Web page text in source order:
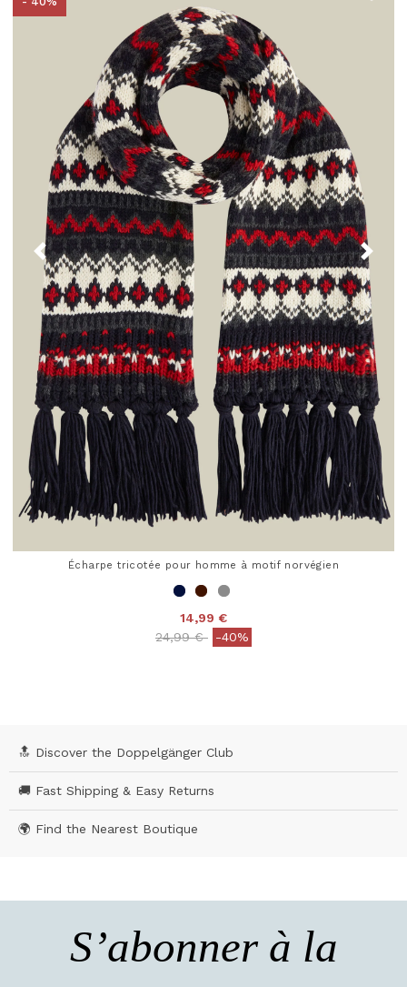
Écharpe tricotée pour homme à motif norvégien
14,99 €
Price reduced from
24,99 €to-40%
🔝 Discover the Doppelgänger Club
🚚 Fast Shipping & Easy Returns
🌍 Find the Nearest Boutique
S’abonner à la